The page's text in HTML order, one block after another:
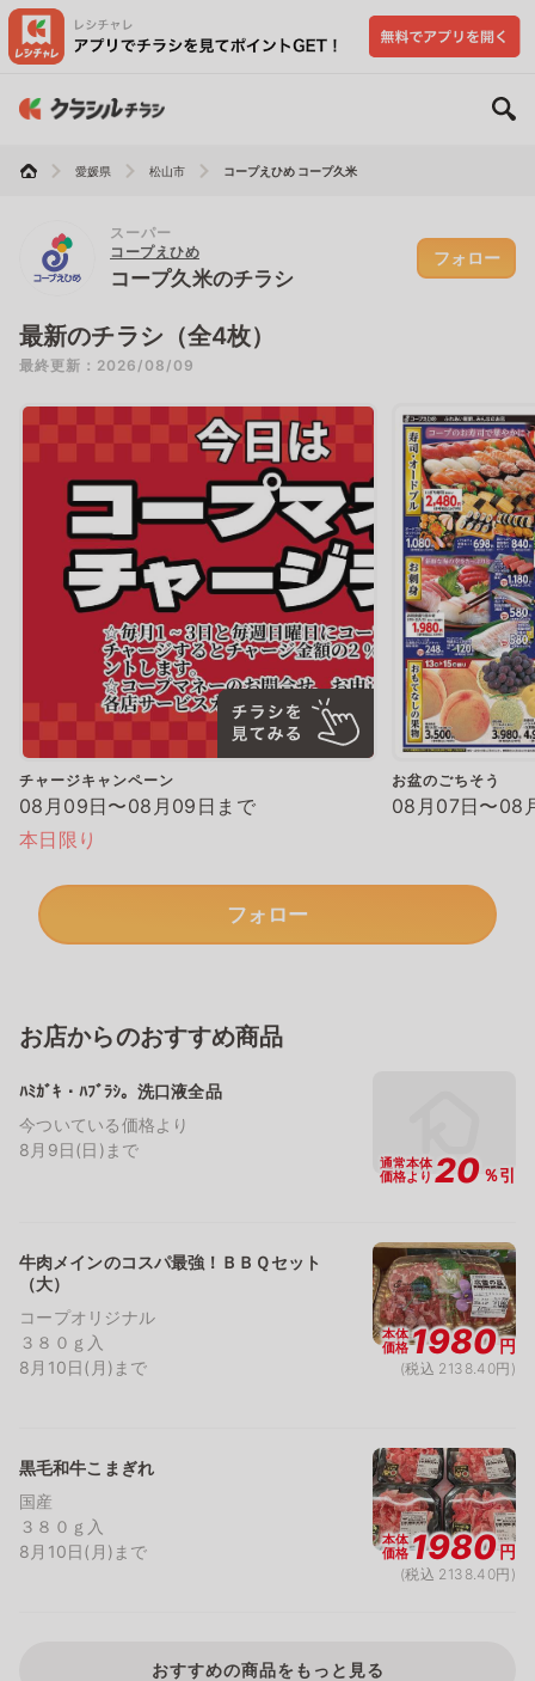
愛媛県 松山市 コープえひめ コープ久米
スーパー
コープえひめ
コープ久米のチラシ
フォロー
最新のチラシ（全4枚）
最終更新：2026/08/09
チャージキャンペーン
08月09日〜08月09日まで
本日限り
お盆のごちそう
08月07日〜08
フォロー
お店からのおすすめ商品
ﾊﾐｶﾞｷ・ﾊﾌﾞﾗｼ。洗口液全品
今ついている価格より
8月9日(日)まで
通常本体
価格より 20 ％引
牛肉メインのコスパ最強！ＢＢＱセット
（大）
コープオリジナル
３８０ｇ入
8月10日(月)まで
本体
価格1980円
(税込 2138.40円)
黒毛和牛こまぎれ
国産
３８０ｇ入
8月10日(月)まで
本体
価格1980円
(税込 2138.40円)
おすすめの商品をもっと見る